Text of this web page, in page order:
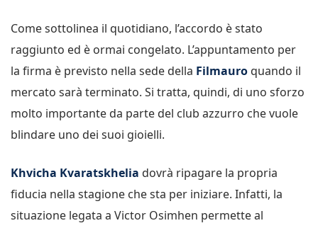
Come sottolinea il quotidiano, l’accordo è stato
raggiunto ed è ormai congelato. L’appuntamento per
la firma è previsto nella sede della Filmauro quando il
mercato sarà terminato. Si tratta, quindi, di uno sforzo
molto importante da parte del club azzurro che vuole
blindare uno dei suoi gioielli.
Khvicha Kvaratskhelia dovrà ripagare la propria
fiducia nella stagione che sta per iniziare. Infatti, la
situazione legata a Victor Osimhen permette al